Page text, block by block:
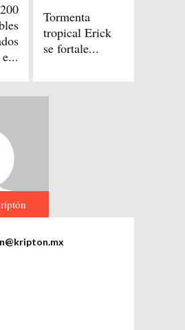
e...
Tormenta
tropical Erick
se fortale...